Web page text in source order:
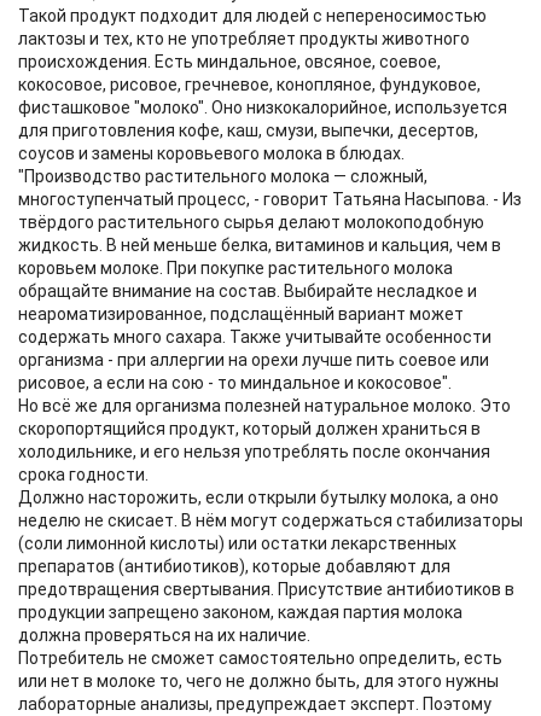
Такой продукт подходит для людей с непереносимостью
лактозы и тех, кто не употребляет продукты животного
происхождения. Есть миндальное, овсяное, соевое,
кокосовое, рисовое, гречневое, конопляное, фундуковое,
фисташковое "молоко". Оно низкокалорийное, используется
для приготовления кофе, каш, смузи, выпечки, десертов,
соусов и замены коровьевого молока в блюдах.
"Производство растительного молока — сложный,
многоступенчатый процесс, - говорит Татьяна Насыпова. - Из
твёрдого растительного сырья делают молокоподобную
жидкость. В ней меньше белка, витаминов и кальция, чем в
коровьем молоке. При покупке растительного молока
обращайте внимание на состав. Выбирайте несладкое и
неароматизированное, подслащённый вариант может
содержать много сахара. Также учитывайте особенности
организма - при аллергии на орехи лучше пить соевое или
рисовое, а если на сою - то миндальное и кокосовое".
Но всё же для организма полезней натуральное молоко. Это
скоропортящийся продукт, который должен храниться в
холодильнике, и его нельзя употреблять после окончания
срока годности.
Должно насторожить, если открыли бутылку молока, а оно
неделю не скисает. В нём могут содержаться стабилизаторы
(соли лимонной кислоты) или остатки лекарственных
препаратов (антибиотиков), которые добавляют для
предотвращения свертывания. Присутствие антибиотиков в
продукции запрещено законом, каждая партия молока
должна проверяться на их наличие.
Потребитель не сможет самостоятельно определить, есть
или нет в молоке то, чего не должно быть, для этого нужны
лабораторные анализы, предупреждает эксперт. Поэтому